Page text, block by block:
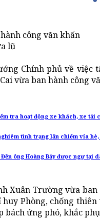
công văn khẩn
lũ
Chính phủ về
vừa ban hành công
tra hoạt động xe khách, xe tải
tình trạng lấn chiếm vỉa
ông Hoàng Bảy được ngự tại
Xuân Trường vừa
Phòng, chống
bách ứng phó, khắc